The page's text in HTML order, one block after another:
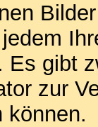
Es gibt
zur
können.